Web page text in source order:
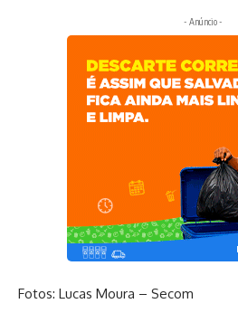
- Anúncio -
Fotos: Lucas Moura – Secom